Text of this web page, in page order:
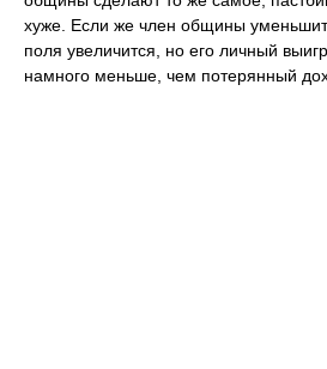
хуже. Если же член общины
поля увеличится, но его личный
намного меньше, чем потерянный